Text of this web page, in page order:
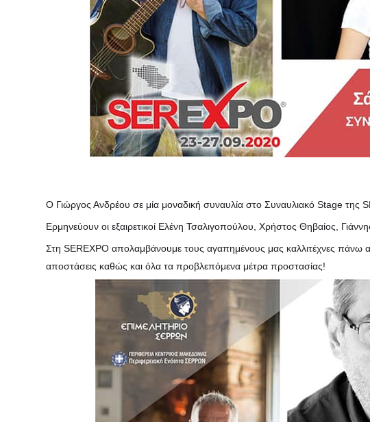
Ο Γιώργος Ανδρέου σε μία μοναδική συναυλία στο Συναυλιακό Stage της
Ερμηνεύουν οι εξαιρετικοί Ελένη Τσαλιγοπούλου, Χρήστος Θηβαίος,
Στη SEREXPO απολαμβάνουμε τους αγαπημένους μας καλλιτέχνες πάνω
αποστάσεις καθώς και όλα τα προβλεπόμενα μέτρα προστασίας!